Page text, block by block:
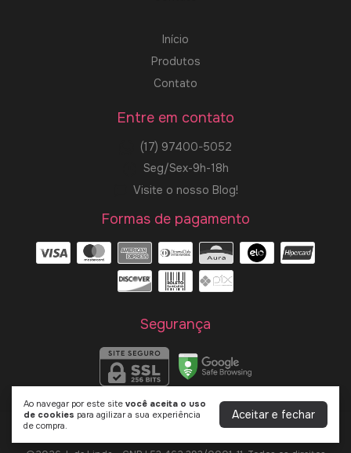
Ao navegar por este site você aceita o uso
de cookies para agilizar a sua experiência
de compra.
Aceitar e fechar
Início
Produtos
Contato
Entre em contato
(17) 97400-5052
Seg/Sex-9h-18h
Visite o nosso Blog!
Formas de pagamento
Segurança